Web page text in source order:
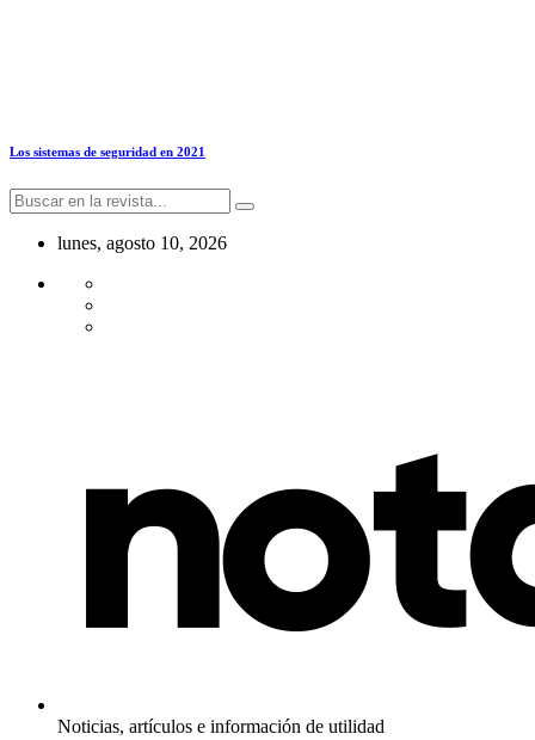
Los sistemas de seguridad en 2021
lunes, agosto 10, 2026
Noticias, artículos e información de utilidad